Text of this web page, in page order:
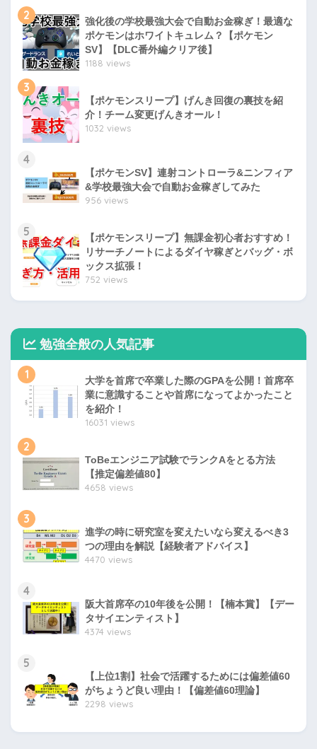
2
強化後の学校最強大会で自動お金稼ぎ！最適な
ポケモンはホワイトキュレム？【ポケモン
SV】【DLC番外編クリア後】
1188 views
3
【ポケモンスリープ】げんき回復の裏技を紹
介！チーム変更げんきオール！
1032 views
4
【ポケモンSV】連射コントローラ&ニンフィア
&学校最強大会で自動お金稼ぎしてみた
956 views
5
【ポケモンスリープ】無課金初心者おすすめ！
リサーチノートによるダイヤ稼ぎとバッグ・ボ
ックス拡張！
752 views
勉強全般の人気記事
1
大学を首席で卒業した際のGPAを公開！首席卒
業に意識することや首席になってよかったこと
を紹介！
16031 views
2
ToBeエンジニア試験でランクAをとる方法
【推定偏差値80】
4658 views
3
進学の時に研究室を変えたいなら変えるべき3
つの理由を解説【経験者アドバイス】
4470 views
4
阪大首席卒の10年後を公開！【楠本賞】【デー
タサイエンティスト】
4374 views
5
【上位1割】社会で活躍するためには偏差値60
がちょうど良い理由！【偏差値60理論】
2298 views